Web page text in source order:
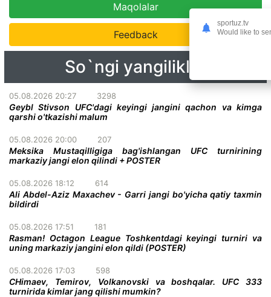
Maqolalar
Feedback
So`ngi yangiliklar
05.08.2026 20:27 3298
Geybl Stivson UFC'dagi keyingi jangini qachon va kimga
qarshi o'tkazishi malum
05.08.2026 20:00 207
Meksika Mustaqilligiga bag'ishlangan UFC turnirining
markaziy jangi elon qilindi + POSTER
05.08.2026 18:12 614
Ali Abdel-Aziz Maxachev - Garri jangi bo'yicha qatiy taxmin
bildirdi
05.08.2026 17:51 181
Rasman! Octagon League Toshkentdagi keyingi turniri va
uning markaziy jangini elon qildi (POSTER)
05.08.2026 17:03 598
CHimaev, Temirov, Volkanovski va boshqalar. UFC 333
turnirida kimlar jang qilishi mumkin?
sportuz.tv
Would like to